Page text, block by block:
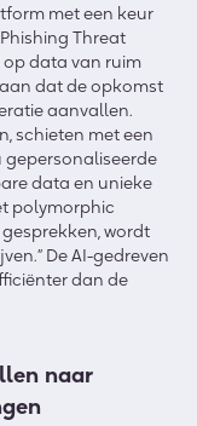
met een keur
Threat
op data van ruim
dat de opkomst
aanvallen.
schieten met een
data en unieke
polymorphic
wordt
De AI-gedreven
dan de
naar